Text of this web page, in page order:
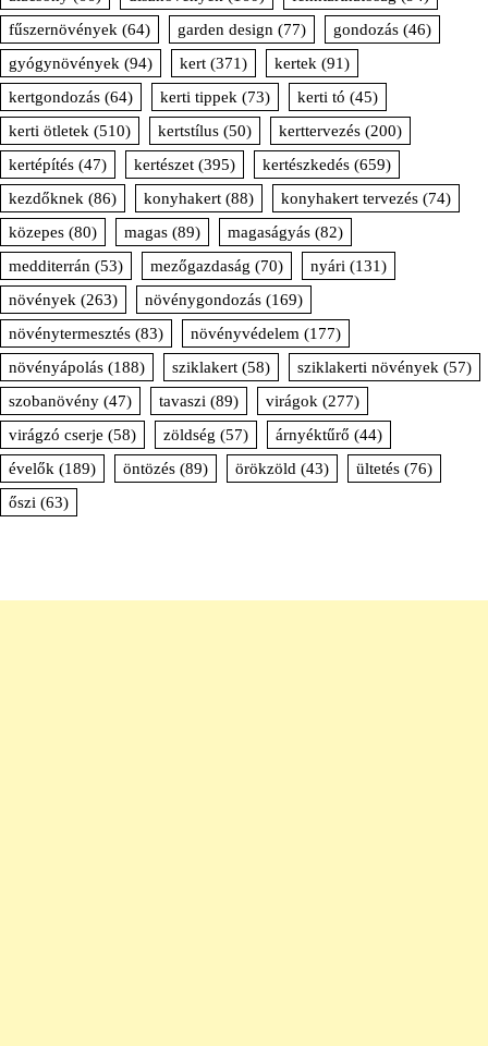
fűszernövények (64) garden design (77) gondozás (46)
gyógynövények (94) kert (371) kertek (91)
kertgondozás (64) kerti tippek (73) kerti tó (45)
kerti ötletek (510) kertstílus (50) kerttervezés (200)
kertépítés (47) kertészet (395) kertészkedés (659)
kezdőknek (86) konyhakert (88) konyhakert tervezés (74)
közepes (80) magas (89) magaságyás (82)
medditerrán (53) mezőgazdaság (70) nyári (131)
növények (263) növénygondozás (169)
növénytermesztés (83) növényvédelem (177)
növényápolás (188) sziklakert (58) sziklakerti növények (57)
szobanövény (47) tavaszi (89) virágok (277)
virágzó cserje (58) zöldség (57) árnyéktűrő (44)
évelők (189) öntözés (89) örökzöld (43) ültetés (76)
őszi (63)